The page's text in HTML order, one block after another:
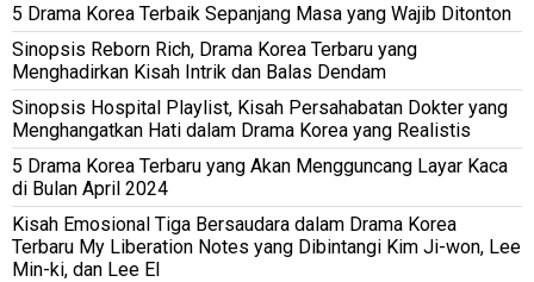
5 Drama Korea Terbaik Sepanjang Masa yang Wajib Ditonton
Sinopsis Reborn Rich, Drama Korea Terbaru yang
Menghadirkan Kisah Intrik dan Balas Dendam
Sinopsis Hospital Playlist, Kisah Persahabatan Dokter yang
Menghangatkan Hati dalam Drama Korea yang Realistis
5 Drama Korea Terbaru yang Akan Mengguncang Layar Kaca
di Bulan April 2024
Kisah Emosional Tiga Bersaudara dalam Drama Korea
Terbaru My Liberation Notes yang Dibintangi Kim Ji-won, Lee
Min-ki, dan Lee El